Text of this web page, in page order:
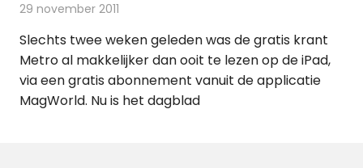
29 november 2011
Slechts twee weken geleden was de gratis krant
Metro al makkelijker dan ooit te lezen op de iPad,
via een gratis abonnement vanuit de applicatie
MagWorld. Nu is het dagblad